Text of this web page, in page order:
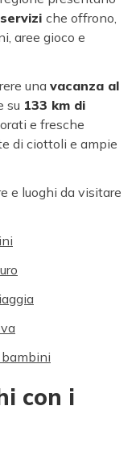
servizi che offrono,
aree gioco e
una vacanza al
su 133 km di
e fresche
di ciottoli e ampie
e luoghi da visitare
con i